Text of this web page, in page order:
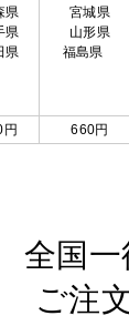
県
県
県
宮城県
山形県
福島県
660円
国一
ご注